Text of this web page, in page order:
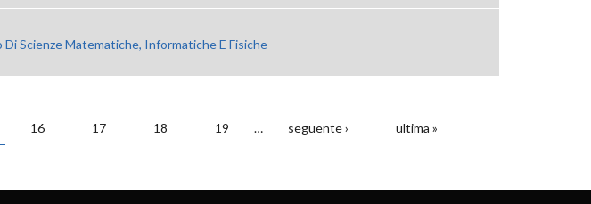
Scienze Matematiche, Informatiche E Fisiche
16 17 18 19 … seguente › ultima »